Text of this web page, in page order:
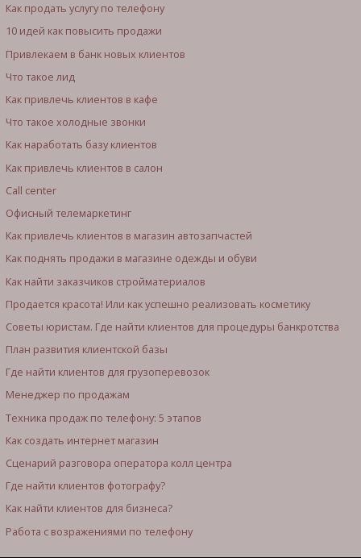
Как продать услугу по телефону
10 идей как повысить продажи
Привлекаем в банк новых клиентов
Что такое лид
Как привлечь клиентов в кафе
Что такое холодные звонки
Как наработать базу клиентов
Как привлечь клиентов в салон
Call center
Офисный телемаркетинг
Как привлечь клиентов в магазин автозапчастей
Как поднять продажи в магазине одежды и обуви
Как найти заказчиков стройматериалов
Продается красота! Или как успешно реализовать косметику
Советы юристам. Где найти клиентов для процедуры банкротства
План развития клиентской базы
Где найти клиентов для грузоперевозок
Менеджер по продажам
Техника продаж по телефону: 5 этапов
Как создать интернет магазин
Сценарий разговора оператора колл центра
Где найти клиентов фотографу?
Как найти клиентов для бизнеса?
Работа с возражениями по телефону